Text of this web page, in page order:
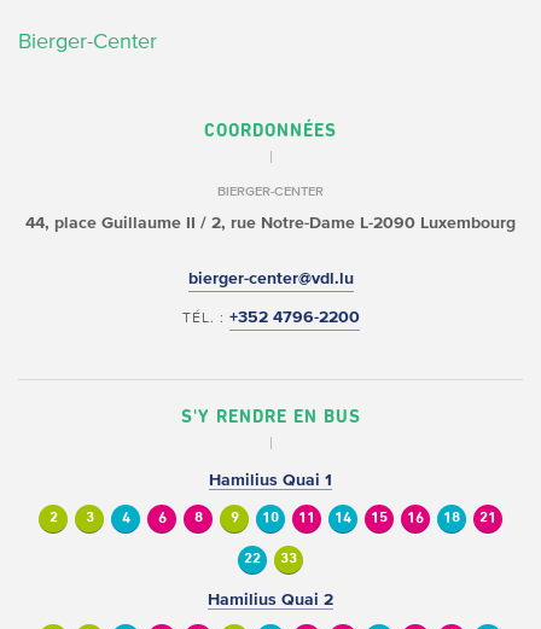
Bierger-Center
COORDONNÉES
BIERGER-CENTER
44, place Guillaume II / 2, rue Notre-Dame L-2090 Luxembourg
bierger-center@vdl.lu
TÉL. : +352 4796-2200
S'Y RENDRE EN BUS
Hamilius Quai 1
2 3 4 6 8 9 10 11 14 15 16 18 21
22 33
Hamilius Quai 2